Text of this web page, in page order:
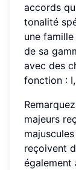
accords
tonalité
une
de sa
avec des
fonction : I,
majeurs
reçoivent
également